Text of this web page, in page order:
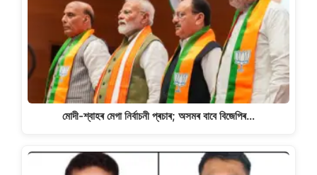
মোদী-শ্বাহৰ মেগা নিৰ্বাচনী প্ৰচাৰ; অসমৰ বাবে বিজেপিৰ…